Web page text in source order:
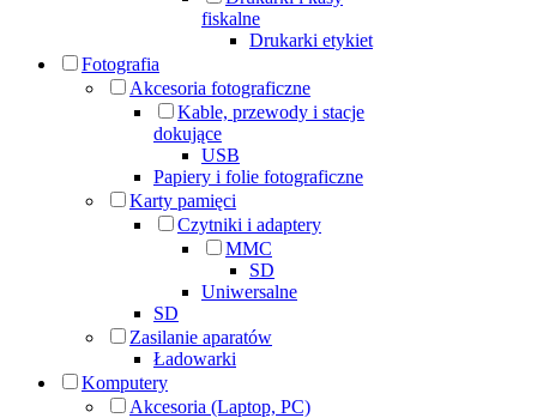
fiskalne
Drukarki etykiet
Fotografia
Akcesoria fotograficzne
Kable, przewody i stacje
dokujące
USB
Papiery i folie fotograficzne
Karty pamięci
Czytniki i adaptery
MMC
SD
Uniwersalne
SD
Zasilanie aparatów
Ładowarki
Komputery
Akcesoria (Laptop, PC)